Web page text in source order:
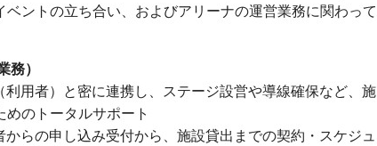
ントの立ち合い、およびアリーナの運営業務に関わって
務）
用者）と密に連携し、ステージ設営や導線確保など、施
のトータルサポート
らの申し込み受付から、施設貸出までの契約・スケジュ